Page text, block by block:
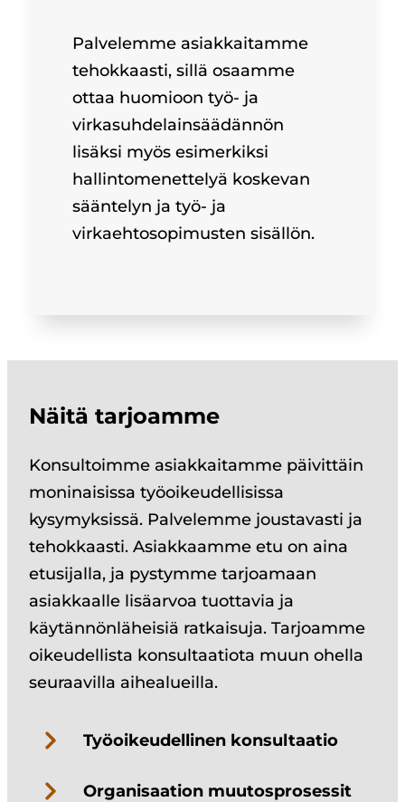
Palvelemme asiakkaitamme
tehokkaasti, sillä osaamme
ottaa huomioon työ- ja
virkasuhdelainsäädännön
lisäksi myös esimerkiksi
hallintomenettelyä koskevan
sääntelyn ja työ- ja
virkaehtosopimusten sisällön.
Näitä tarjoamme
Konsultoimme asiakkaitamme päivittäin
moninaisissa työoikeudellisissa
kysymyksissä. Palvelemme joustavasti ja
tehokkaasti. Asiakkaamme etu on aina
etusijalla, ja pystymme tarjoamaan
asiakkaalle lisäarvoa tuottavia ja
käytännönläheisiä ratkaisuja. Tarjoamme
oikeudellista konsultaatiota muun ohella
seuraavilla aihealueilla.
Työoikeudellinen konsultaatio
Organisaation muutosprosessit